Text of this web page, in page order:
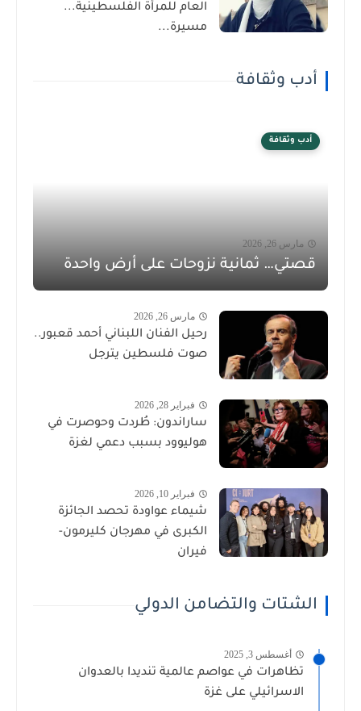
العام للمرأة الفلسطينية...
مسيرة...
أدب وثقافة
أدب وثقافة
مارس 26, 2026
قصتي… ثمانية نزوحات على أرض واحدة
مارس 26, 2026
رحيل الفنان اللبناني أحمد قعبور..
صوت فلسطين يترجل
فبراير 28, 2026
ساراندون: طُردت وحوصرت في
هوليوود بسبب دعمي لغزة
فبراير 10, 2026
شيماء عواودة تحصد الجائزة
الكبرى في مهرجان كليرمون-
فيران
الشتات والتضامن الدولي
أغسطس 3, 2025
تظاهرات في عواصم عالمية تنديدا بالعدوان
الاسرائيلي على غزة